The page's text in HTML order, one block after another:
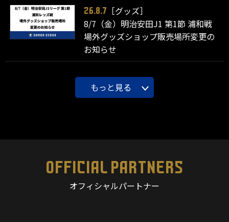
26.8.7
［グッズ］
8/7（金）明治安田J1 第1節 浦和戦
場外グッズショップ販売場所変更の
お知らせ
もっと見る
OFFICIAL PARTNERS
オフィシャルパートナー